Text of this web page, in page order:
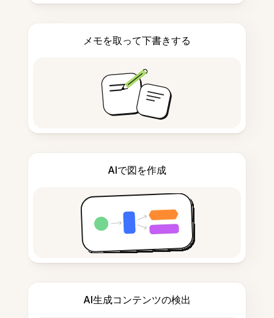
メモを取って下書きする
AIで図を作成
AI生成コンテンツの検出